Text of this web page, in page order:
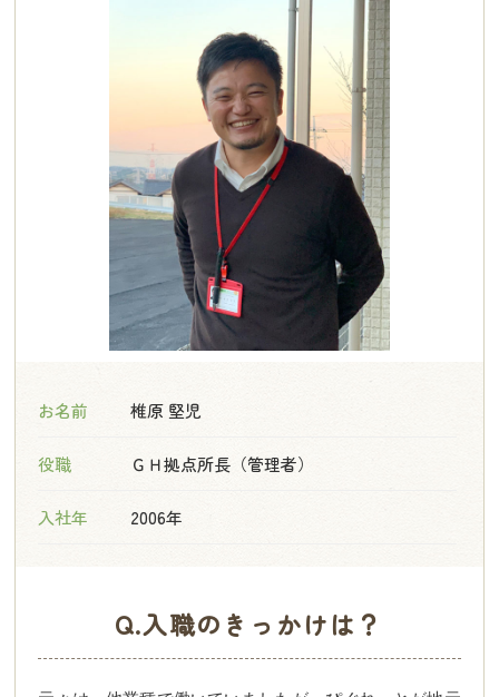
お名前 椎原 堅児
役職 ＧＨ拠点所長（管理者）
入社年 2006年
Q.入職のきっかけは？